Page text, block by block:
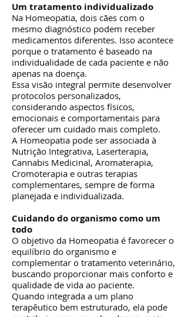
Um tratamento individualizado
Na Homeopatia, dois cães com o
mesmo diagnóstico podem receber
medicamentos diferentes. Isso acontece
porque o tratamento é baseado na
individualidade de cada paciente e não
apenas na doença.
Essa visão integral permite desenvolver
protocolos personalizados,
considerando aspectos físicos,
emocionais e comportamentais para
oferecer um cuidado mais completo.
A Homeopatia pode ser associada à
Nutrição Integrativa, Laserterapia,
Cannabis Medicinal, Aromaterapia,
Cromoterapia e outras terapias
complementares, sempre de forma
planejada e individualizada.
Cuidando do organismo como um
todo
O objetivo da Homeopatia é favorecer o
equilíbrio do organismo e
complementar o tratamento veterinário,
buscando proporcionar mais conforto e
qualidade de vida ao paciente.
Quando integrada a um plano
terapêutico bem estruturado, ela pode